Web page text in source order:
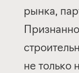
рынка,
не только